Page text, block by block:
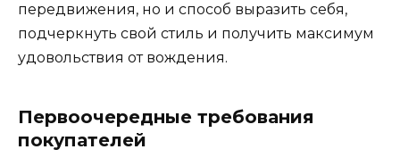
передвижения, но и способ выразить себя,
подчеркнуть свой стиль и получить максимум
удовольствия от вождения.
Первоочередные требования
покупателей